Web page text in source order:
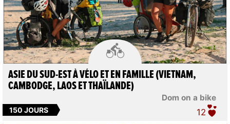

Dom on a bike
ASIE DU SUD-EST À VÉLO ET EN FAMILLE (VIETNAM,
CAMBODGE, LAOS ET THAÏLANDE)
150 JOURS 12